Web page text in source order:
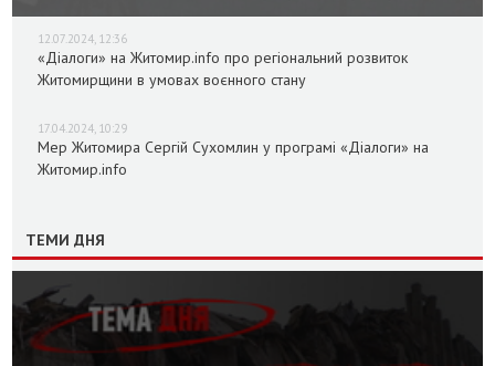
12.07.2024, 12:36
«Діалоги» на Житомир.info про регіональний розвиток
Житомирщини в умовах воєнного стану
17.04.2024, 10:29
Мер Житомира Сергій Сухомлин у програмі «Діалоги» на
Житомир.info
ТЕМИ ДНЯ